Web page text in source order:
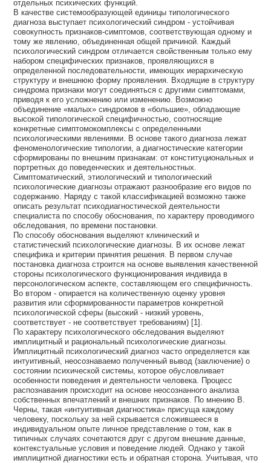
отдельных психических функций.
В качестве системообразующей единицы типологического
диагноза выступает психологический синдром - устойчивая
совокупность признаков-симптомов, соответствующая одному и
тому же явлению, объединенная общей причиной. Каждый
психологический синдром отличается свойственным только ему
набором специфических признаков, проявляющихся в
определенной последовательности, имеющих иерархическую
структуру и внешнюю форму проявления. Входящие в структуру
синдрома признаки могут соединяться с другими симптомами,
приводя к его усложнению или изменению. Возможно
объединение «малых» синдромов в «большие», обладающие
высокой типологической специфичностью, соотносящие
конкретные симптомокомплексы с определенными
психологическими явлениями. В основе такого диагноза лежат
феноменологические типологии, а диагностические категории
сформированы по внешним признакам: от конституциональных и
портретных до поведенческих и деятельностных.
Симптоматический, этиологический и типологический
психологические диагнозы отражают разнообразие его видов по
содержанию. Наряду с такой классификацией возможно также
описать результат психодиагностической деятельности
специалиста по способу обоснования, по характеру проводимого
обследования, по времени постановки.
По способу обоснования выделяют клинический и
статистический психологические диагнозы. В их основе лежат
специфика и критерии принятия решения. В первом случае
постановка диагноза строится на основе выявления качественной
стороны психологического функционирования индивида в
персонологическом аспекте, составляющем его специфичность.
Во втором - опирается на количественную оценку уровня
развития или сформированности параметров конкретной
психологической сферы (высокий - низкий уровень,
соответствует - не соответствует требованиям) [1].
По характеру психологического обследования выделяют
имплицитный и рациональный психологические диагнозы.
Имплицитный психологический диагноз часто определяется как
интуитивный, неосознаваемо полученный вывод (заключение) о
состоянии психической системы, которое обусловливает
особенности поведения и деятельности человека. Процесс
распознавания происходит на основе неосознанного анализа
собственных впечатлений и внешних признаков. По мнению В.
Черны, такая «интуитивная диагностика» присуща каждому
человеку, поскольку за ней скрывается сложившееся в
индивидуальном опыте личное представление о том, как в
типичных случаях сочетаются друг с другом внешние данные,
контекстуальные условия и поведение людей. Однако у такой
имплицитной диагностики есть и обратная сторона. Учитывая, что